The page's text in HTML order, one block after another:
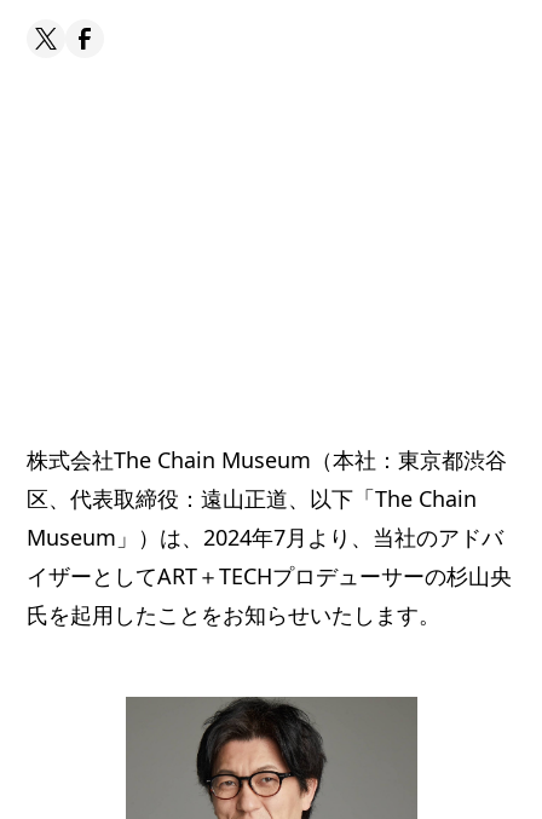
株式会社The Chain Museum（本社：東京都渋谷
区、代表取締役：遠山正道、以下「The Chain
Museum」）は、2024年7月より、当社のアドバ
イザーとしてART＋TECHプロデューサーの杉山央
氏を起用したことをお知らせいたします。